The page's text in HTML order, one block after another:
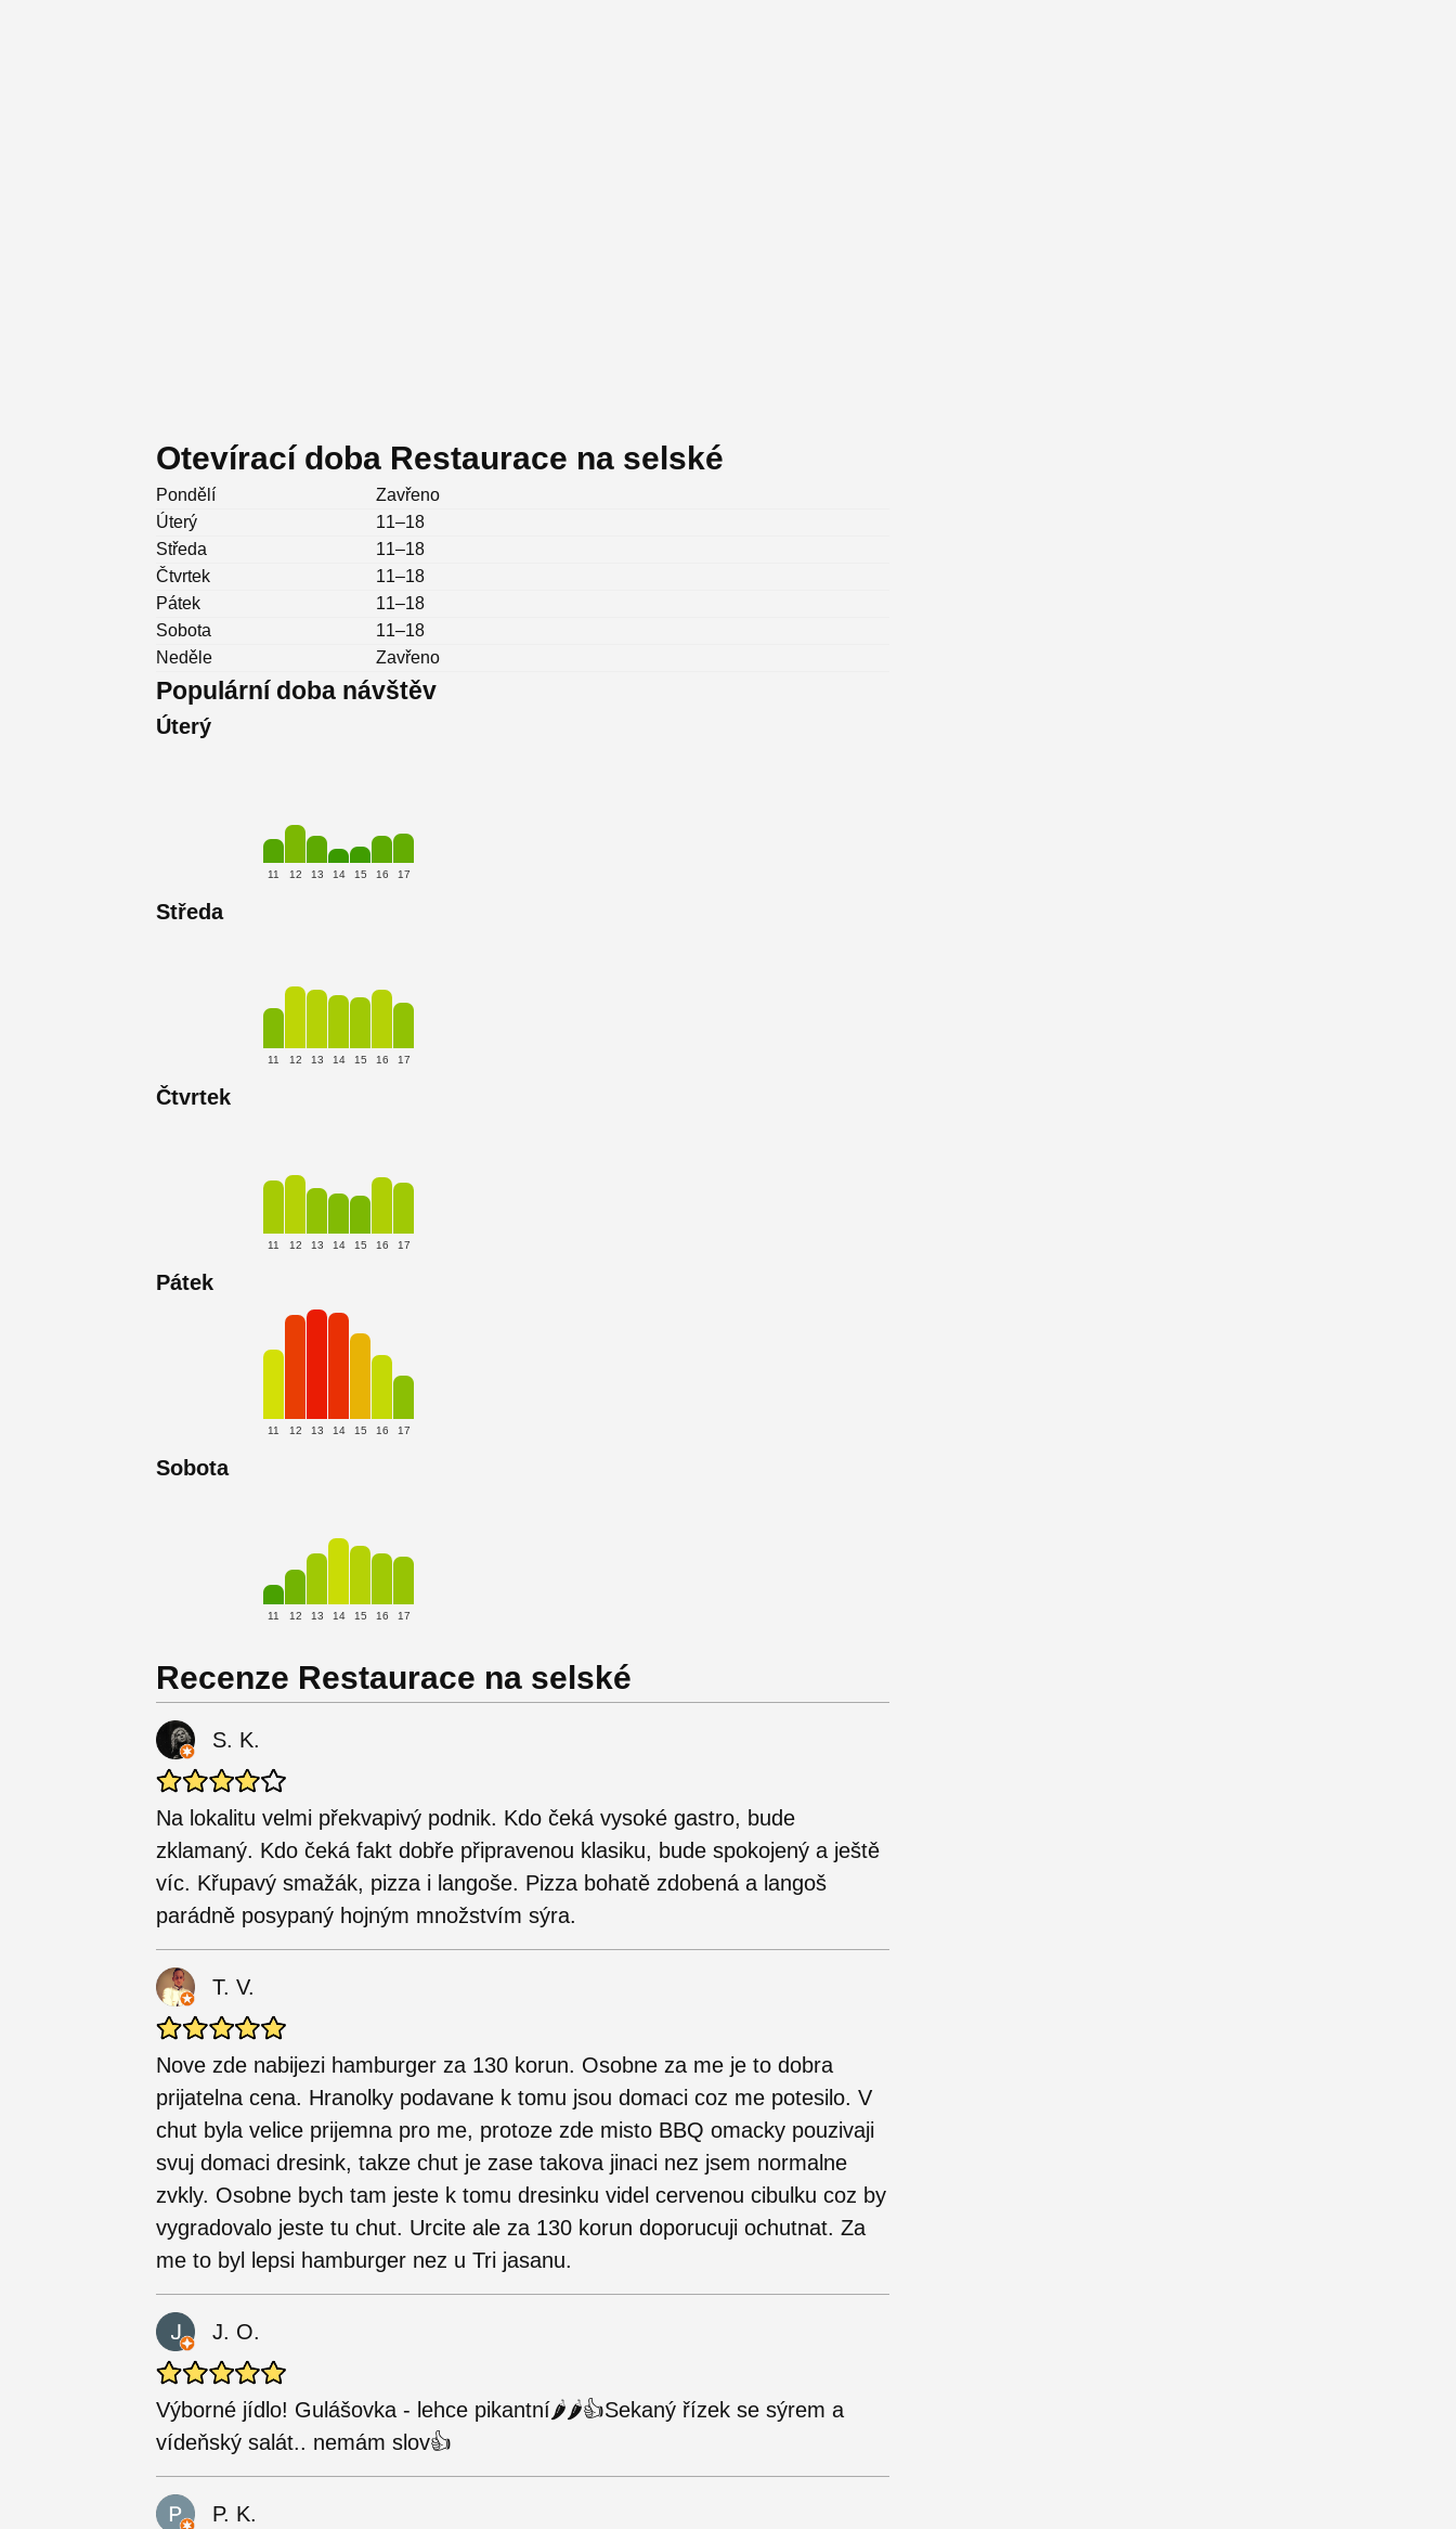
Otevírací doba Restaurace na selské
Pondělí
Zavřeno
Úterý
11–18
Středa
11–18
Čtvrtek
11–18
Pátek
11–18
Sobota
11–18
Neděle
Zavřeno
Populární doba návštěv
Úterý
11 12 13 14 15 16 17
Středa
11 12 13 14 15 16 17
Čtvrtek
11 12 13 14 15 16 17
Pátek
11 12 13 14 15 16 17
Sobota
11 12 13 14 15 16 17
Recenze Restaurace na selské
S. K.
Na lokalitu velmi překvapivý podnik. Kdo čeká vysoké gastro, bude
zklamaný. Kdo čeká fakt dobře připravenou klasiku, bude spokojený a ještě
víc. Křupavý smažák, pizza i langoše. Pizza bohatě zdobená a langoš
parádně posypaný hojným množstvím sýra.
T. V.
Nove zde nabijezi hamburger za 130 korun. Osobne za me je to dobra
prijatelna cena. Hranolky podavane k tomu jsou domaci coz me potesilo. V
chut byla velice prijemna pro me, protoze zde misto BBQ omacky pouzivaji
svuj domaci dresink, takze chut je zase takova jinaci nez jsem normalne
zvkly. Osobne bych tam jeste k tomu dresinku videl cervenou cibulku coz by
vygradovalo jeste tu chut. Urcite ale za 130 korun doporucuji ochutnat. Za
me to byl lepsi hamburger nez u Tri jasanu.
J. O.
Výborné jídlo! Gulášovka - lehce pikantní🌶🌶👍Sekaný řízek se sýrem a
vídeňský salát.. nemám slov👍
P. K.